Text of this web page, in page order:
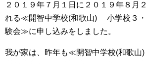
２０１９年７月１日に２０１９年８月
れる≪開智中学校(和歌山) 小学校３・
験会≫に申し込みをしました。
我が家は、昨年も≪開智中学校(和歌